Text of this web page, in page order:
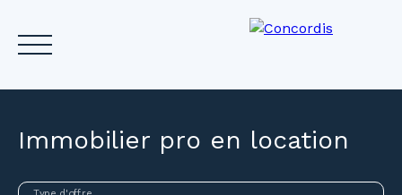
Immobilier pro en location